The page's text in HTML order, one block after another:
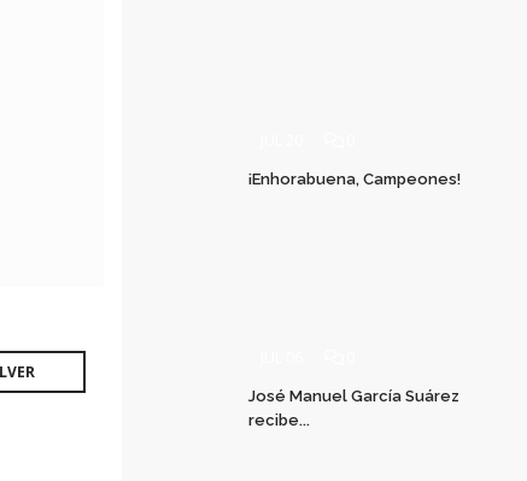
¡Enhorabuena, Campeones!
José Manuel García Suárez
recibe...